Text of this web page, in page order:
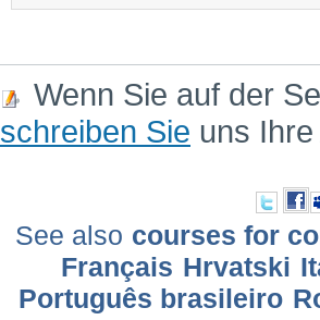
Wenn Sie auf der
schreiben Sie uns
See also courses for
Français Hrvatski
Português brasileiro